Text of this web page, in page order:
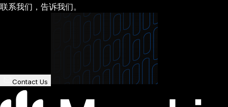
联系我们，告诉我们。
Contact Us